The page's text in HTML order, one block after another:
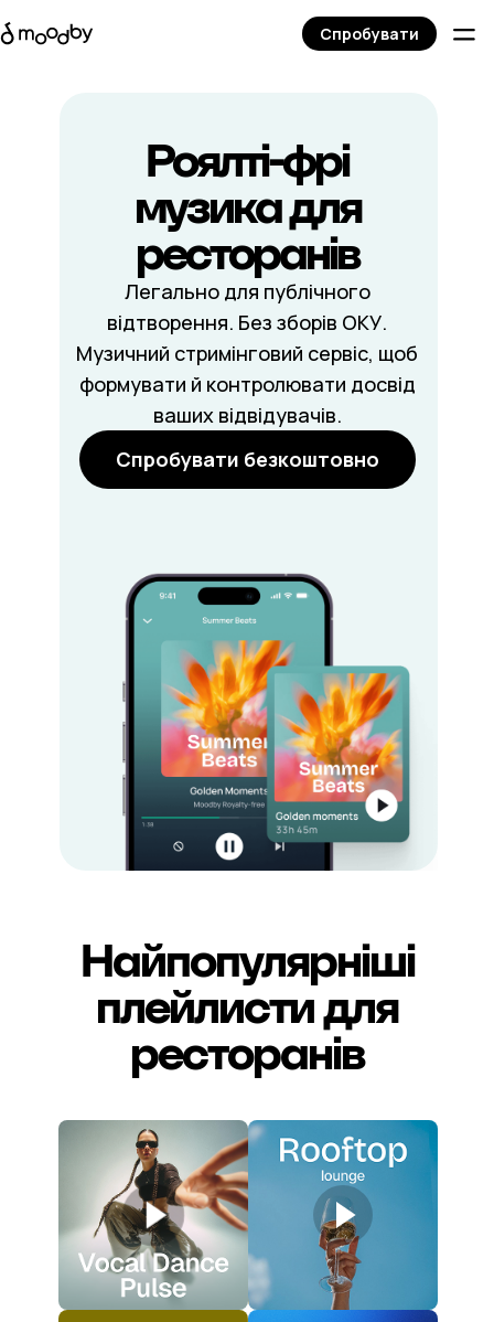
Роялті-фрі
музика для
ресторанів
Легально для публічного
відтворення. Без зборів ОКУ.
Музичний стримінговий сервіс, щоб
формувати й контролювати досвід
ваших відвідувачів.
Спробувати безкоштовно
Найпопулярніші
плейлисти для
ресторанів
Спробувати